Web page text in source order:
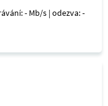
- Mb/s | odezva: -